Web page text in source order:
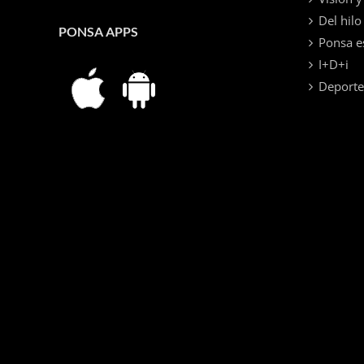
PONSA APPS
Del
Ponsa
I+D+i